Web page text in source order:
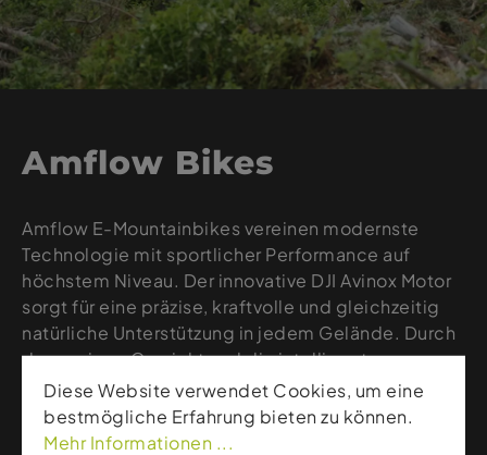
Amflow Bikes
Amflow E-Mountainbikes vereinen modernste
Technologie mit sportlicher Performance auf
höchstem Niveau. Der innovative DJI Avinox Motor
sorgt für eine präzise, kraftvolle und gleichzeitig
natürliche Unterstützung in jedem Gelände. Durch
das geringe Gewicht und die intelligente
Abstimmung sind Amflow Bikes perfekt für
ambitionierte Fahrer, die Effizienz und Fahrspaß
kombinieren möchten. Ob lange Anstiege oder
Diese Website verwendet Cookies, um eine
bestmögliche Erfahrung bieten zu können.
Mehr Informationen ...